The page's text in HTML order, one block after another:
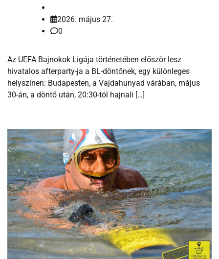
2026. május 27.
0
Az UEFA Bajnokok Ligája történetében először lesz
hivatalos afterparty-ja a BL-döntőnek, egy különleges
helyszínen: Budapesten, a Vajdahunyad várában, május
30-án, a döntő után, 20:30-tól hajnali […]